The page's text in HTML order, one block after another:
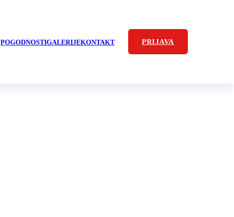
POGODNOSTIGALERIJEKONTAKT PRIJAVA